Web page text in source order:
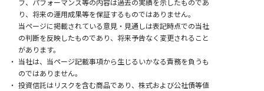
フ、パフォーマンス等の内容は過去の実績を示したものであ
り、将来の運用成果等を保証するものではありません。
当ページに掲載されている意見・見通しは表記時点での当社
の判断を反映したものであり、将来予告なく変更されること
があります。
当社は、当ページ記載事項から生じるいかなる責務を負うも
のではありません。
投資信託はリスクを含む商品であり、株式および公社債等値